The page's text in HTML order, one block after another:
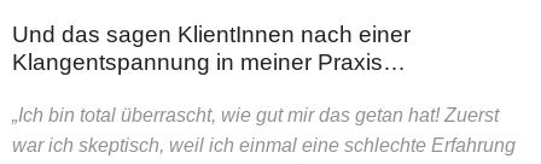
Und das sagen KlientInnen nach einer
Klangentspannung in meiner Praxis…
„Ich bin total überrascht, wie gut mir das getan hat! Zuerst
war ich skeptisch, weil ich einmal eine schlechte Erfahrung